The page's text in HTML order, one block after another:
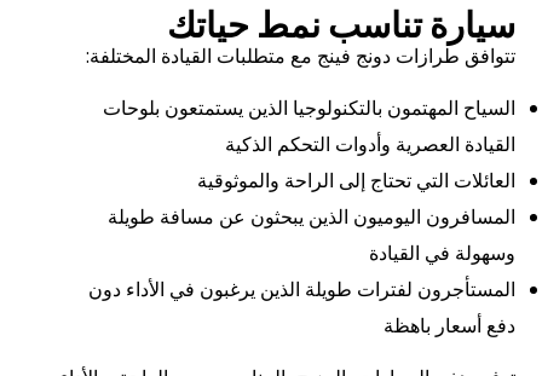
سيارة تناسب نمط حياتك
تتوافق طرازاتدونج فينج مع متطلبات القيادة المختلفة:
السياح المهتمون بالتكنولوجيا الذين يستمتعون بلوحات
القيادة العصرية وأدوات التحكم الذكية
العائلات التي تحتاج إلى الراحة والموثوقية
المسافرون اليوميون الذين يبحثون عن مسافة طويلة
وسهولة في القيادة
المستأجرون لفترات طويلة الذين يرغبون في الأداء دون
دفع أسعار باهظة